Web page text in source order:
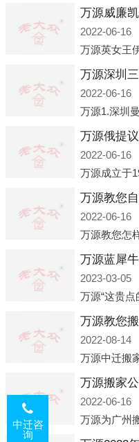
万源威廉
2022-06-16
2022-06-16
2022-06-16
万源教您
2022-06-16
万源蓝犀
2023-03-05
万源教您
2022-08-14
万源搬家
2022-06-16
中迁咨
询